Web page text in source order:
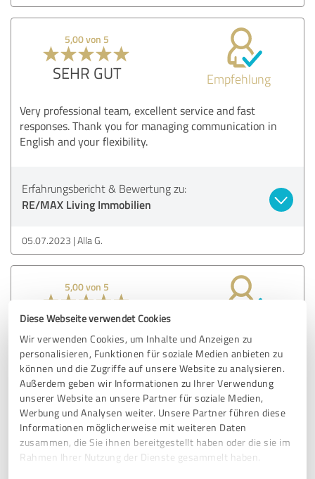
Diese Webseite verwendet Cookies
Wir verwenden Cookies, um Inhalte und Anzeigen zu
personalisieren, Funktionen für soziale Medien anbieten zu
können und die Zugriffe auf unsere Website zu analysieren.
Außerdem geben wir Informationen zu Ihrer Verwendung
unserer Website an unsere Partner für soziale Medien,
Werbung und Analysen weiter. Unsere Partner führen diese
Informationen möglicherweise mit weiteren Daten
zusammen, die Sie ihnen bereitgestellt haben oder die sie im
Rahmen Ihrer Nutzung der Dienste gesammelt haben.
5,00 von 5
SEHR GUT Empfehlung
Very professional team, excellent service and fast
responses. Thank you for managing communication in
English and your flexibility.
Erfahrungsbericht & Bewertung zu:
RE/MAX Living Immobilien
05.07.2023 Alla G.
5,00 von 5
SEHR GUT
Herr Meier hat stets offen und transparent kommuniziert
und wir fühlten uns stets bestens betreut. Rundum sind
wir vollends zufrieden und können allen Personen, die ihre
Immobilie verkaufen wollen, die Firma Remax Living und
Herrn Meier nur empfehlen. Vielen Dank